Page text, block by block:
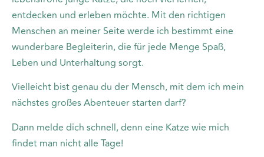
entdecken und erleben möchte. Mit den richtigen
Menschen an meiner Seite werde ich bestimmt eine
wunderbare Begleiterin, die für jede Menge Spaß,
Leben und Unterhaltung sorgt.
Vielleicht bist genau du der Mensch, mit dem ich mein
nächstes großes Abenteuer starten darf?
Dann melde dich schnell, denn eine Katze wie mich
findet man nicht alle Tage!